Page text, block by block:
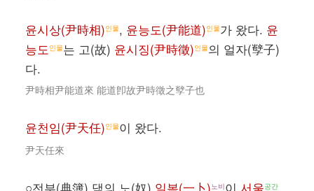
윤시상(尹時相)인물, 윤능도(尹能道)인물가 왔다. 윤
능도인물는 고(故) 윤시징(尹時徵)인물의 얼자(孼子)
다.
尹時相尹能道來 能道卽故尹時徵之孼子也
윤천임(尹天任)인물이 왔다.
尹天任來
노비 공간